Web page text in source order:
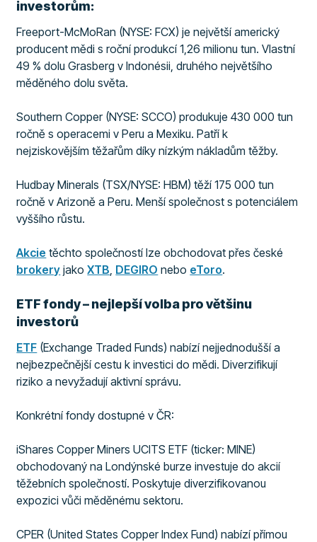
investorům:
Freeport-McMoRan (NYSE: FCX) je největší americký
producent mědi s roční produkcí 1,26 milionu tun. Vlastní
49 % dolu Grasberg v Indonésii, druhého největšího
měděného dolu světa.
Southern Copper (NYSE: SCCO) produkuje 430 000 tun
ročně s operacemi v Peru a Mexiku. Patří k
nejziskovějším těžařům díky nízkým nákladům těžby.
Hudbay Minerals (TSX/NYSE: HBM) těží 175 000 tun
ročně v Arizoně a Peru. Menší společnost s potenciálem
vyššího růstu.
Akcie těchto společností lze obchodovat přes české
brokery jakoXTB DEGIRO nebo eToro.
ETF fondy – nejlepší volba pro většinu
investorů
ETF (Exchange Traded Funds) nabízí nejjednodušší a
nejbezpečnější cestu k investici do mědi. Diverzifikují
riziko a nevyžadují aktivní správu.
Konkrétní fondy dostupné v ČR:
iShares Copper Miners UCITS ETF (ticker: MINE)
obchodovaný na Londýnské burze investuje do akcií
těžebních společností. Poskytuje diverzifikovanou
expozici vůči měděnému sektoru.
CPER (United States Copper Index Fund) nabízí přímou